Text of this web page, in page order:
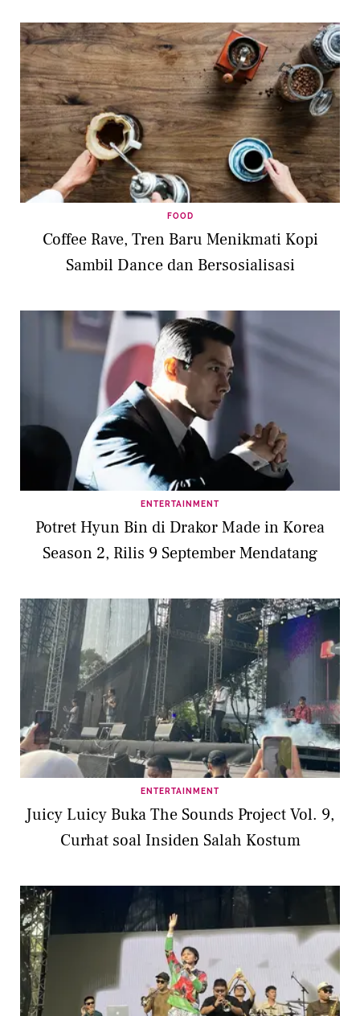
FOOD
Coffee Rave, Tren Baru Menikmati Kopi
Sambil Dance dan Bersosialisasi
ENTERTAINMENT
Potret Hyun Bin di Drakor Made in Korea
Season 2, Rilis 9 September Mendatang
ENTERTAINMENT
Juicy Luicy Buka The Sounds Project Vol. 9,
Curhat soal Insiden Salah Kostum